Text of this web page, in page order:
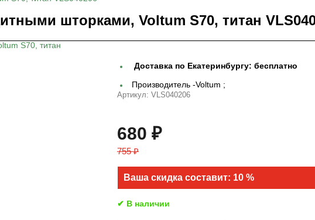
шторками, Voltum S70, титан
Доставка по Екатеринбургу: бесплатно
Производитель -Voltum ;
Артикул: VLS040206
680 ₽
755 ₽
Ваша скидка составит: 10 %
✔ В наличии